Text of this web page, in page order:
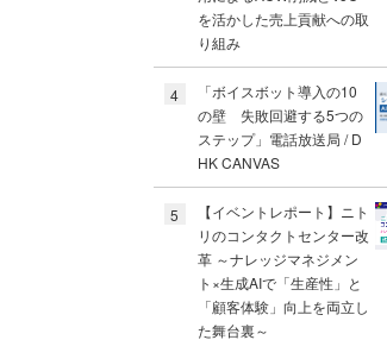
を活かした売上貢献への取
り組み
4
「ボイスボット導入の10
の壁 失敗回避する5つの
ステップ」電話放送局 / D
HK CANVAS
5
【イベントレポート】ニト
リのコンタクトセンター改
革 ～ナレッジマネジメン
ト×生成AIで「生産性」と
「顧客体験」向上を両立し
た舞台裏～